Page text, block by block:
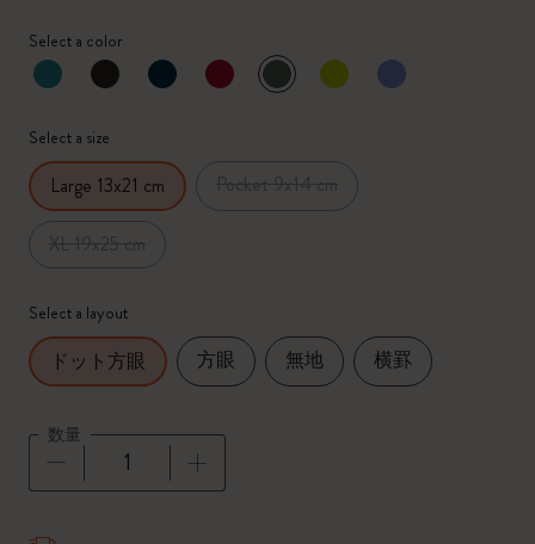
Select a color
選択済
*選択したカラー
Select a size
Large 13x21 cm
Select a layout
ドット方眼 方眼 無地 横罫
数量